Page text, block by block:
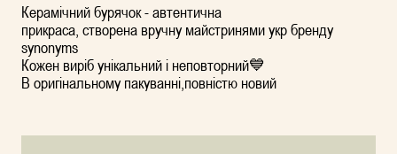
Керамічний бурячок - автентична
прикраса, створена вручну майстринями укр бренду
synonyms
Кожен виріб унікальний і неповторний💙
В оригінальному пакуванні,повністю новий